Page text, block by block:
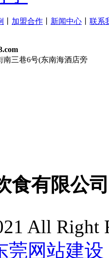
加盟合作 新闻中心 联系
南三巷6号(东南海酒店旁
食有限公司
All Right
莞网站建设